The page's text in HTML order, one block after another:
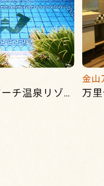
白宮行館 – ビーチ温泉リゾート
金山
万